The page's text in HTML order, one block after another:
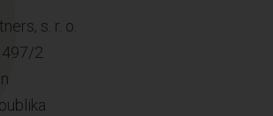
s. r. o.
2